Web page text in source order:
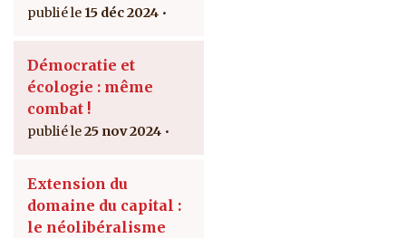
15 déc 2024
Démocratie et
écologie : même
combat !
25 nov 2024
Extension du
domaine du capital :
le néolibéralisme